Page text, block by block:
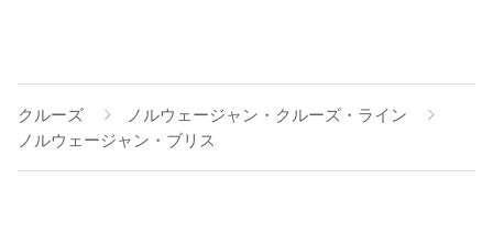
クルーズ
ノルウェージャン・クルーズ・ライン
ノルウェージャン・ブリス